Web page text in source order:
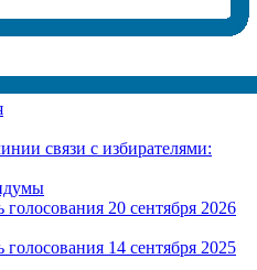
связи с избирателями:
20 сентября 2026
14 сентября 2025